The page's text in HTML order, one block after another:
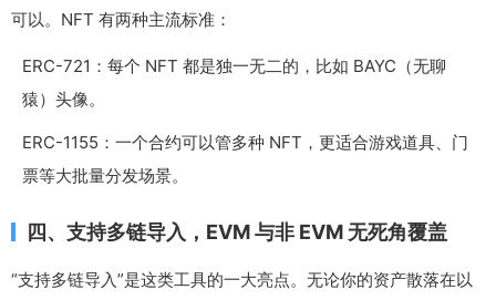
可以。NFT 有两种主流标准：
ERC-721：每个 NFT 都是独一无二的，比如 BAYC（无聊
猿）头像。
ERC-1155：一个合约可以管多种 NFT，更适合游戏道具、门
票等大批量分发场景。
四、支持多链导入，EVM 与非 EVM 无死角覆盖
“支持多链导入”是这类工具的一大亮点。无论你的资产散落在以